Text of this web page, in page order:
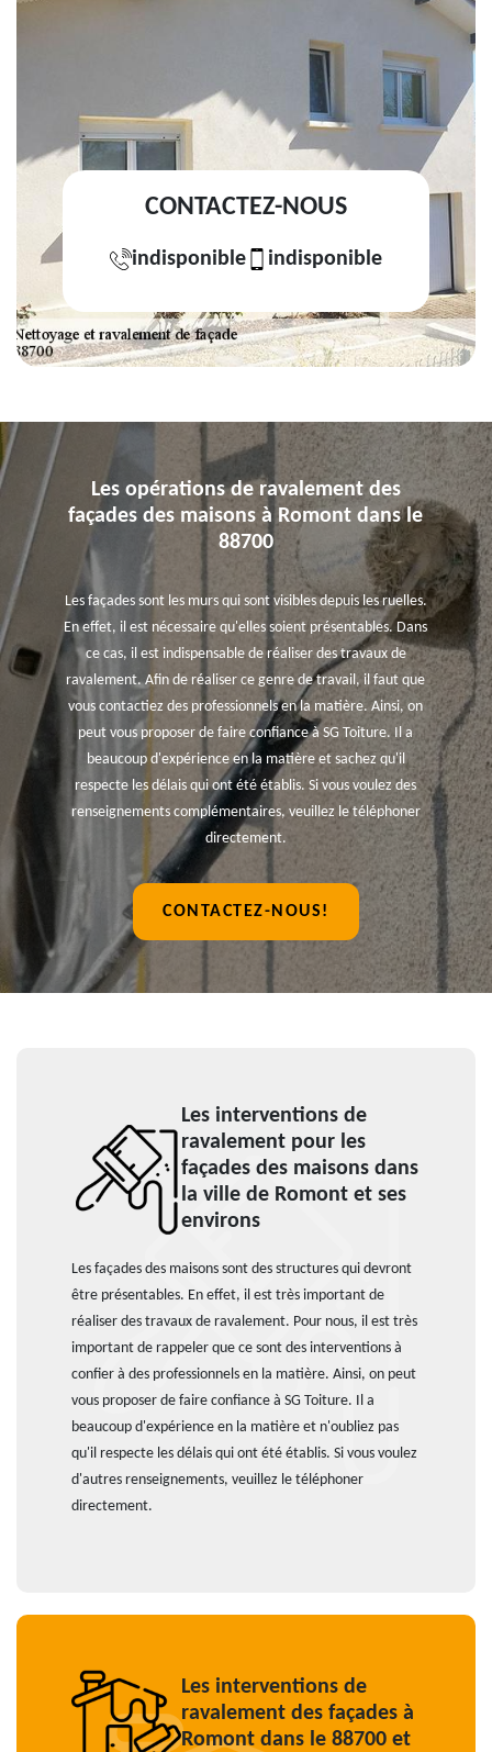
CONTACTEZ-NOUS
indisponible indisponible
Les opérations de ravalement des
façades des maisons à Romont dans le
88700
Les façades sont les murs qui sont visibles depuis les ruelles.
En effet, il est nécessaire qu'elles soient présentables. Dans
ce cas, il est indispensable de réaliser des travaux de
ravalement. Afin de réaliser ce genre de travail, il faut que
vous contactiez des professionnels en la matière. Ainsi, on
peut vous proposer de faire confiance à SG Toiture. Il a
beaucoup d'expérience en la matière et sachez qu'il
respecte les délais qui ont été établis. Si vous voulez des
renseignements complémentaires, veuillez le téléphoner
directement.
CONTACTEZ-NOUS!
Les interventions de
ravalement pour les
façades des maisons dans
la ville de Romont et ses
environs
Les façades des maisons sont des structures qui devront
être présentables. En effet, il est très important de
réaliser des travaux de ravalement. Pour nous, il est très
important de rappeler que ce sont des interventions à
confier à des professionnels en la matière. Ainsi, on peut
vous proposer de faire confiance à SG Toiture. Il a
beaucoup d'expérience en la matière et n'oubliez pas
qu'il respecte les délais qui ont été établis. Si vous voulez
d'autres renseignements, veuillez le téléphoner
directement.
Les interventions de
ravalement des façades à
Romont dans le 88700 et